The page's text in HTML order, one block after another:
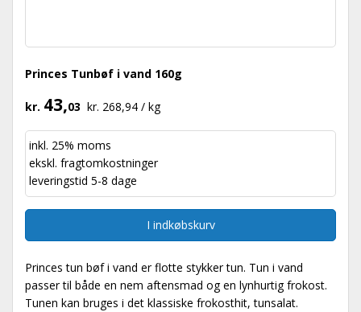
Princes Tunbøf i vand 160g
kr. 43,03 kr. 268,94 / kg
inkl. 25% moms
ekskl. fragtomkostninger
leveringstid 5-8 dage
I indkøbskurv
Princes tun bøf i vand er flotte stykker tun. Tun i vand
passer til både en nem aftensmad og en lynhurtig frokost.
Tunen kan bruges i det klassiske frokosthit, tunsalat.